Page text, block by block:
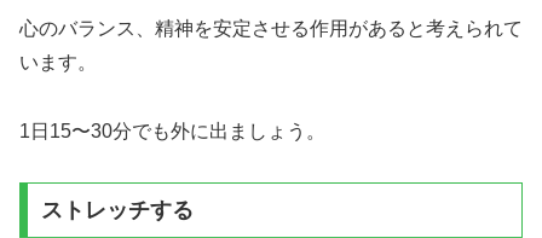
心のバランス、精神を安定させる作用があると考えられて
います。
1日15〜30分でも外に出ましょう。
ストレッチする